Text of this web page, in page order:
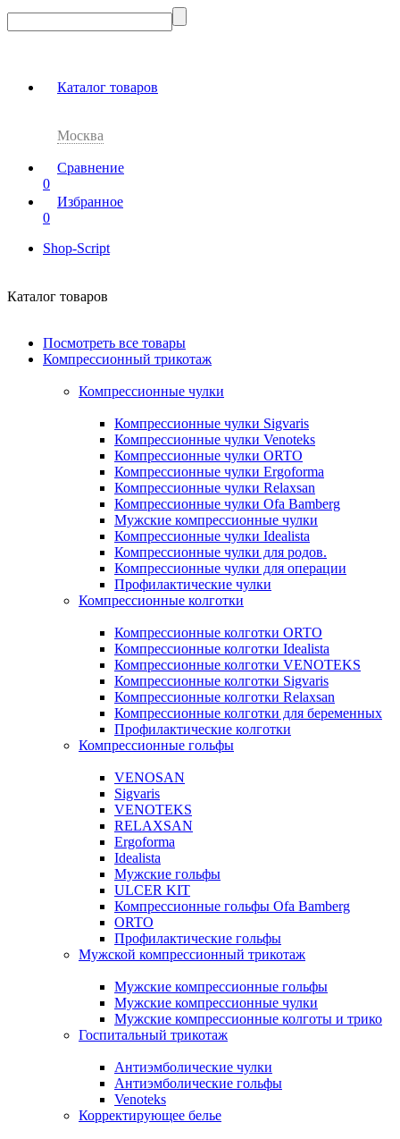
Каталог товаров
Москва
Сравнение
0
Избранное
0
Shop-Script
Каталог товаров
Посмотреть все товары
Компрессионный трикотаж
Компрессионные чулки
Компрессионные чулки Sigvaris
Компрессионные чулки Venoteks
Компрессионные чулки ORTO
Компрессионные чулки Ergoforma
Компрессионные чулки Relaxsan
Компрессионные чулки Ofa Bamberg
Мужские компрессионные чулки
Компрессионные чулки Idealista
Компрессионные чулки для родов.
Компрессионные чулки для операции
Профилактические чулки
Компрессионные колготки
Компрессионные колготки ORTO
Компрессионные колготки Idealista
Компрессионные колготки VENOTEKS
Компрессионные колготки Sigvaris
Компрессионные колготки Relaxsan
Компрессионные колготки для беременных
Профилактические колготки
Компрессионные гольфы
VENOSAN
Sigvaris
VENOTEKS
RELAXSAN
Ergoforma
Idealista
Мужские гольфы
ULCER KIT
Компрессионные гольфы Ofa Bamberg
ORTO
Профилактические гольфы
Мужской компрессионный трикотаж
Мужские компрессионные гольфы
Мужские компрессионные чулки
Мужские компрессионные колготы и трико
Госпитальный трикотаж
Антиэмболические чулки
Антиэмболические гольфы
Venoteks
Корректирующее белье